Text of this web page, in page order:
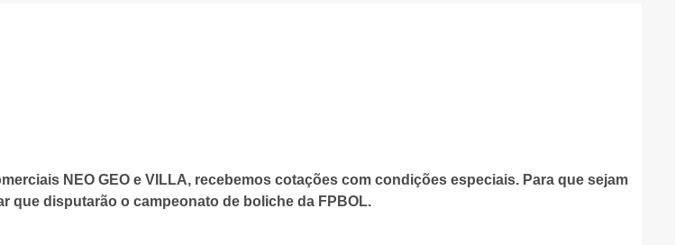
NEO GEO e VILLA, recebemos cotações com condições especiais. Para que sejam
que disputarão o campeonato de boliche da FPBOL.